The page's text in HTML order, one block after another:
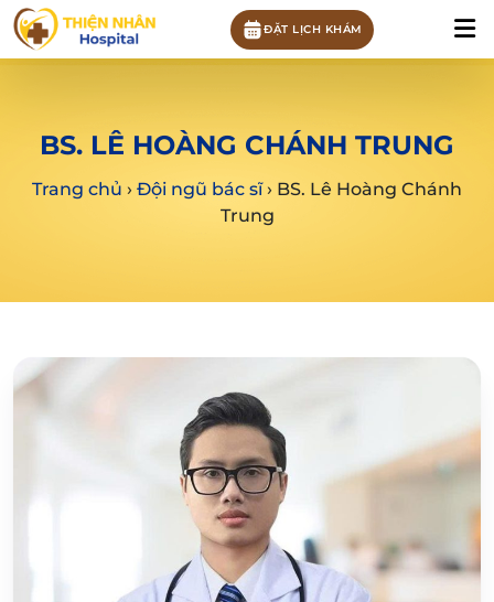
ĐẶT LỊCH KHÁM
BS. LÊ HOÀNG CHÁNH TRUNG
Trang chủ › Đội ngũ bác sĩ› BS. Lê Hoàng Chánh
Trung